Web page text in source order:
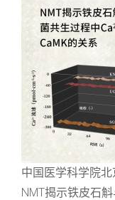
中国医学科学院北
NMT揭示铁皮石